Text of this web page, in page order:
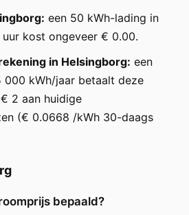
een 50 kWh-lading in
kost ongeveer € 0.00.
in Helsingborg: een
000 kWh/jaar betaalt deze
2 aan huidige
(€ 0.0668 /kWh 30-daags
bepaald?